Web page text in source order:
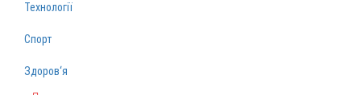
Технології
Спорт
Здоров‘я